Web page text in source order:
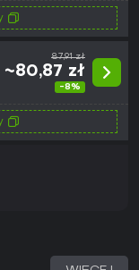
87,91 zł
~80,87 zł
-8%